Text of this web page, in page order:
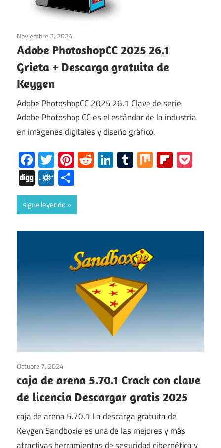
Noviembre 2, 2024
Adobe PhotoshopCC 2025 26.1
Grieta + Descarga gratuita de
Keygen
Adobe PhotoshopCC 2025 26.1 Clave de serie
Adobe Photoshop CC es el estándar de la industria
en imágenes digitales y diseño gráfico.
Facebook
Twitter
Pinterest
RedditLinkedIn
Tumblr
Mix
DiggFolkd
sigue leyendo
Octubre 7, 2024
caja de arena 5.70.1 Crack con clave
de licencia Descargar gratis 2025
caja de arena 5.70.1 La descarga gratuita de
Keygen Sandboxie es una de las mejores y más
atractivas herramientas de seguridad cibernética y